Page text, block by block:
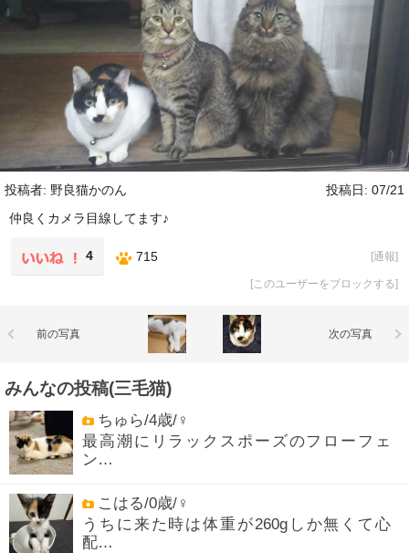
投稿者: 野良猫かのん
投稿日: 07/21
仲良くカメラ目線してます♪
4 715 [通報]
[このユーザーをブロックする]
前の写真 次の写真
みんなの投稿(三毛猫)
ちゅら/4歳/♀
最高潮にリラックスポーズのフローフェ
ン…
こはる/0歳/♀
うちに来た時は体重が260gしか無くて心
配…